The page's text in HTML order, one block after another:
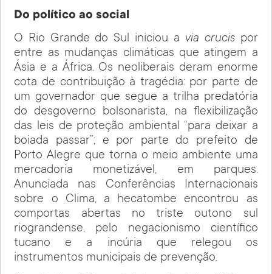
Do político ao social
O Rio Grande do Sul iniciou a via crucispor
entre as mudanças climáticas que atingem a
Ásia e a África. Os neoliberais deram enorme
cota de contribuição à tragédia: por parte de
um governador que segue a trilha predatória
do desgoverno bolsonarista, na flexibilização
das leis de proteção ambiental “para deixar a
boiada passar”; e por parte do prefeito de
Porto Alegre que torna o meio ambiente uma
mercadoria monetizável, em parques.
Anunciada nas Conferências Internacionais
sobre o Clima, a hecatombe encontrou as
comportas abertas no triste outono sul
riograndense, pelo negacionismo científico
tucano e a incúria que relegou os
instrumentos municipais de prevenção.